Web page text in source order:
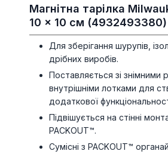
Магнітна тарілка
10 x 10 см (4932493380)
Для зберігання шурупів,
дрібних виробів.
Поставляється зі знімними
внутрішніми лотками для
додаткової
Підвішується на стінні
PACKOUT™.
Сумісні з PACKOUT™